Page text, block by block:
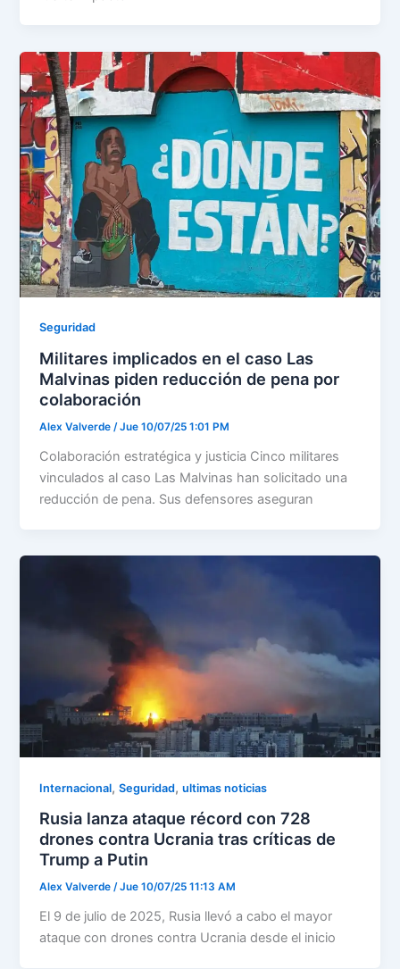
Seguridad
Militares implicados en el caso Las
Malvinas piden reducción de pena por
colaboración
Alex Valverde/Jue 10/07/25 1:01 PM
Colaboración estratégica y justicia Cinco militares
vinculados al caso Las Malvinas han solicitado una
reducción de pena. Sus defensores aseguran
Internacional,Seguridad,ultimas noticias
Rusia lanza ataque récord con 728
drones contra Ucrania tras críticas de
Trump a Putin
Alex Valverde/Jue 10/07/25 11:13 AM
El 9 de julio de 2025, Rusia llevó a cabo el mayor
ataque con drones contra Ucrania desde el inicio